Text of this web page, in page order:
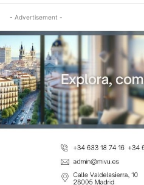
- Advertisement -